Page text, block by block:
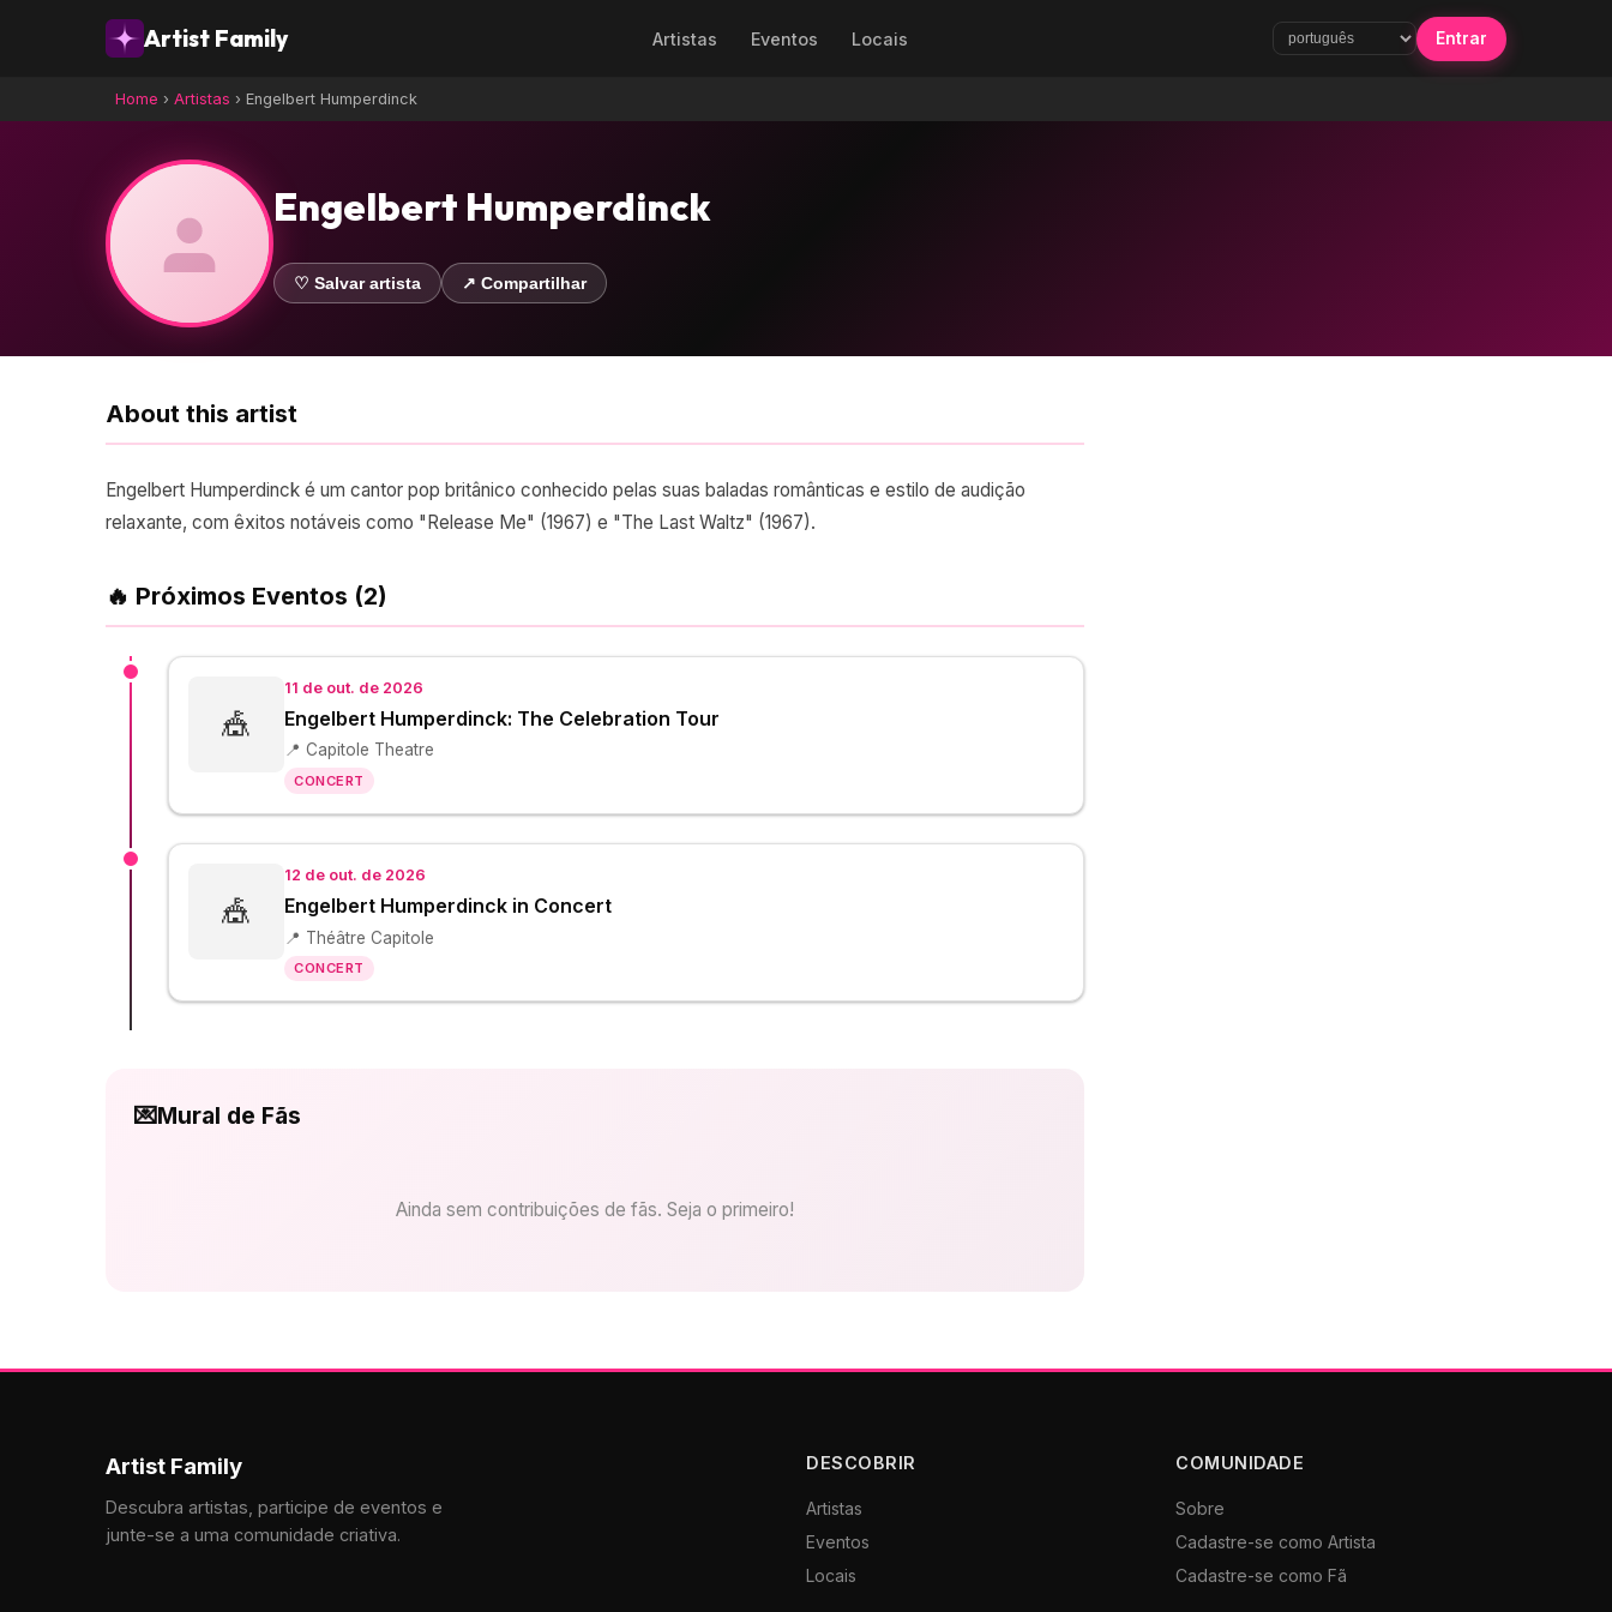
Artist Family Artistas Eventos Locais Entrar
Home › Artistas › Engelbert Humperdinck
Engelbert Humperdinck
♡ Salvar artista ↗ Compartilhar
About this artist
Engelbert Humperdinck é um cantor pop britânico conhecido pelas suas baladas românticas e estilo de audição
relaxante, com êxitos notáveis como "Release Me" (1967) e "The Last Waltz" (1967).
🔥 Próximos Eventos (2)
🎪
11 de out. de 2026
Engelbert Humperdinck: The Celebration Tour
📍 Capitole Theatre
CONCERT
🎪
12 de out. de 2026
Engelbert Humperdinck in Concert
📍 Théâtre Capitole
CONCERT
💌Mural de Fãs
Ainda sem contribuições de fãs. Seja o primeiro!
Artist Family
Descubra artistas, participe de eventos e
junte-se a uma comunidade criativa.
DESCOBRIR
Artistas
Eventos
Locais
COMUNIDADE
Sobre
Cadastre-se como Artista
Cadastre-se como Fã